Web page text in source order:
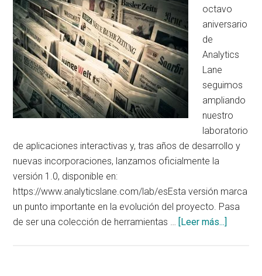
octavo
aniversario
de
Analytics
Lane
seguimos
ampliando
nuestro
laboratorio
de aplicaciones interactivas y, tras años de desarrollo y
nuevas incorporaciones, lanzamos oficialmente la
versión 1.0, disponible en:
https://www.analyticslane.com/lab/esEsta versión marca
un punto importante en la evolución del proyecto. Pasa
de ser una colección de herramientas … [Leer más...]